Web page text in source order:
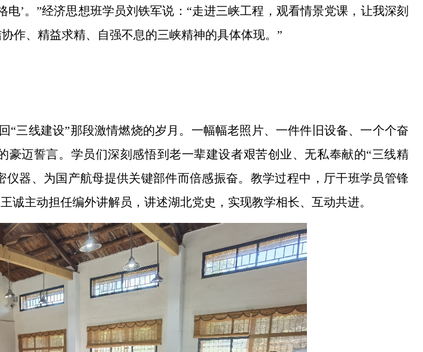
’。”经济思想班学员刘铁军说：“走进三峡工程，观看情景党课，让我深刻
作、精益求精、自强不息的三峡精神的具体体现。”
“三线建设”那段激情燃烧的岁月。一幅幅老照片、一件件旧设备、一个个奋
豪迈誓言。学员们深刻感悟到老一辈建设者艰苦创业、无私奉献的“三线精
器、为国产航母提供关键部件而倍感振奋。教学过程中，厅干班学员管锋
诚主动担任编外讲解员，讲述湖北党史，实现教学相长、互动共进。